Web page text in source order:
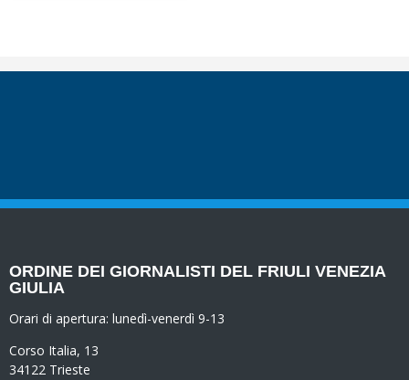
ORDINE DEI GIORNALISTI DEL FRIULI VENEZIA
GIULIA
Orari di apertura: lunedì-venerdì 9-13
Corso Italia, 13
34122 Trieste